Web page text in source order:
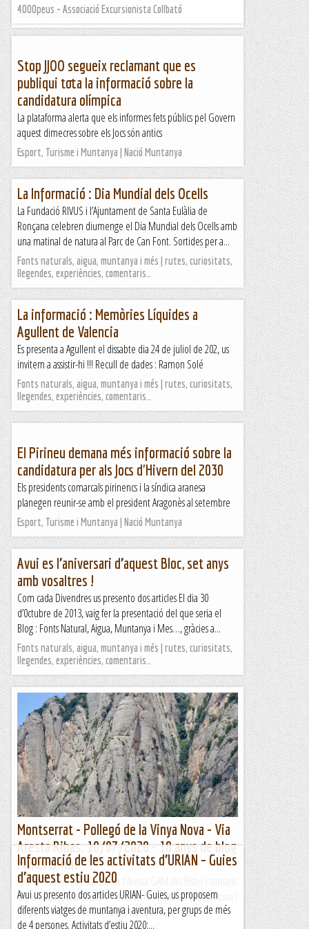
Escalant pel món
4000peus - Associació Excursionista Collbató
Stop JJOO segueix reclamant que es
publiqui tota la informació sobre la
candidatura olímpica
La plataforma alerta que els informes fets públics pel Govern
aquest dimecres sobre els Jocs són antics
Esport, Turisme i Muntanya | Nació Muntanya
La Informació : Dia Mundial dels Ocells
La Fundació RIVUS i l’Ajuntament de Santa Eulàlia de
Ronçana celebren diumenge el Dia Mundial dels Ocells amb
una matinal de natura al Parc de Can Font. Sortides per a...
Fonts naturals, aigua, muntanya i més | rutes, curiositats,
llegendes, experiències, comentaris…
La informació : Memòries Líquides a
Agullent de Valencia
Es presenta a Agullent el dissabte dia 24 de juliol de 202, us
invitem a assistir-hi !!! Recull de dades : Ramon Solé
Fonts naturals, aigua, muntanya i més | rutes, curiositats,
llegendes, experiències, comentaris…
El Pirineu demana més informació sobre la
candidatura per als Jocs d'Hivern del 2030
Els presidents comarcals pirinencs i la síndica aranesa
planegen reunir-se amb el president Aragonès al setembre
Esport, Turisme i Muntanya | Nació Muntanya
Avui es l’aniversari d’aquest Bloc, set anys
amb vosaltres !
Com cada Divendres us presento dos articles El dia 30
d’0ctubre de 2013, vaig fer la presentació del que seria el
Blog : Fonts Natural, Aigua, Muntanya i Mes…, gràcies a...
Fonts naturals, aigua, muntanya i més | rutes, curiositats,
llegendes, experiències, comentaris…
Montserrat - Pollegó de la Vinya Nova - Via
Aresta Ribas. 10/07/2020 - 10 anys de blog
Manel & Ita.
Avui fa 10 anys que vàrem fer l'Aresta GAM del Bisbe i tornant
cap a casa ràpids, doncs hi havia la manifestació a Barcelona i
no podíem fallar, vàrem comentar que...
Informació de les activitats d’URIAN – Guies
d’aquest estiu 2020
Avui us presento dos articles URIAN- Guies, us proposem
diferents viatges de muntanya i aventura, per grups de més
de 4 persones. Activitats d’estiu 2020:...